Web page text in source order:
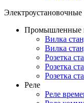
Электроустановочные
Промышленные
Вилка
Вилка
Розетка
Розетка
Розетка
Реле
Реле